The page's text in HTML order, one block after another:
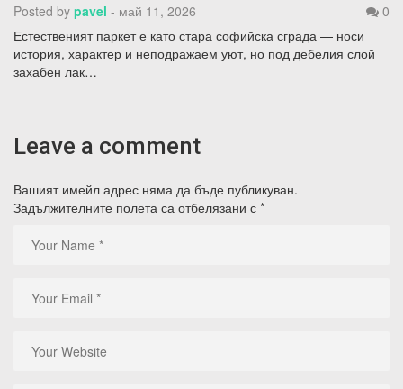
Posted by pavel - май 11, 2026
0
Естественият паркет е като стара софийска сграда — носи
история, характер и неподражаем уют, но под дебелия слой
захабен лак…
Leave a comment
Вашият имейл адрес няма да бъде публикуван.
Задължителните полета са отбелязани с *